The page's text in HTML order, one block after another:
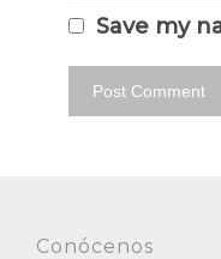
Save my
Conócenos